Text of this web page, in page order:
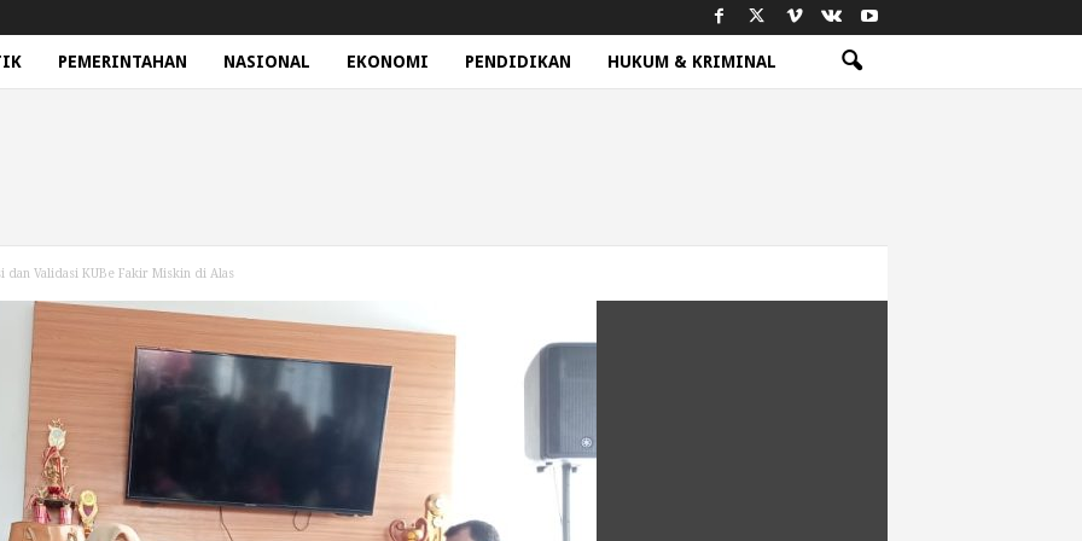
PEMERINTAHAN NASIONAL EKONOMI PENDIDIKAN HUKUM & KRIMINAL
dan Validasi KUBe Fakir Miskin di Alas